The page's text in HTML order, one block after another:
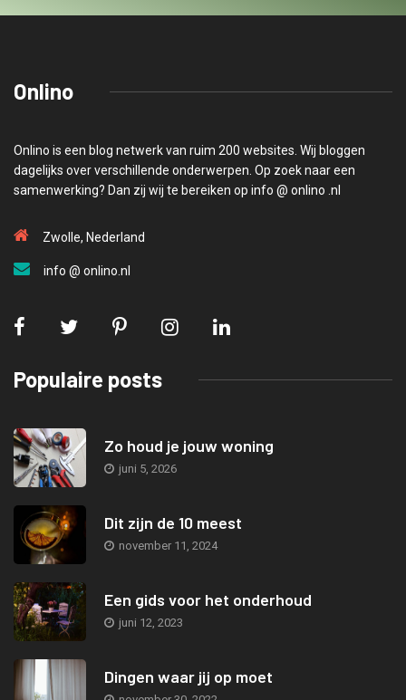
Onlino
Onlino is een blog netwerk van ruim 200 websites. Wij bloggen
dagelijks over verschillende onderwerpen. Op zoek naar een
samenwerking? Dan zij wij te bereiken op info @ onlino .nl
Zwolle, Nederland
info @ onlino.nl
Populaire posts
Zo houd je jouw woning
juni 5, 2026
Dit zijn de 10 meest
november 11, 2024
Een gids voor het onderhoud
juni 12, 2023
Dingen waar jij op moet